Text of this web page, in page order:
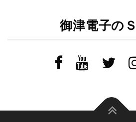
御津電子の